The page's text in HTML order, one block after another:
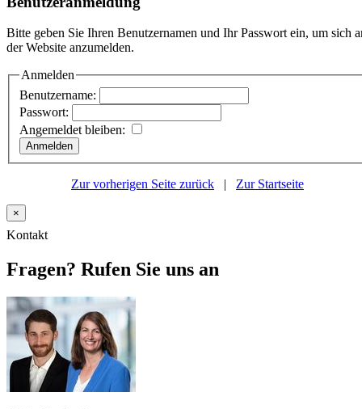
Bitte geben Sie Ihren Benutzernamen und Ihr Passwort ein, um sich
der Website anzumelden.
Anmelden
Benutzername:
Passwort:
Angemeldet bleiben:
Zur vorherigen Seite zurück | Zur Startseite
×
Kontakt
Fragen? Rufen Sie uns an